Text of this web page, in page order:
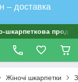
– доставка
Жіночі шкарпетки